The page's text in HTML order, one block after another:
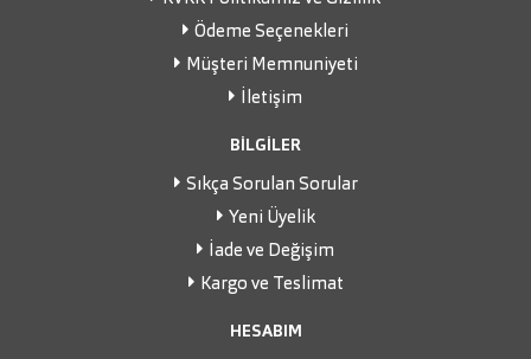
Ödeme Seçenekleri
Müşteri Memnuniyeti
İletişim
BİLGİLER
Sıkça Sorulan Sorular
Yeni Üyelik
İade ve Değişim
Kargo ve Teslimat
HESABIM